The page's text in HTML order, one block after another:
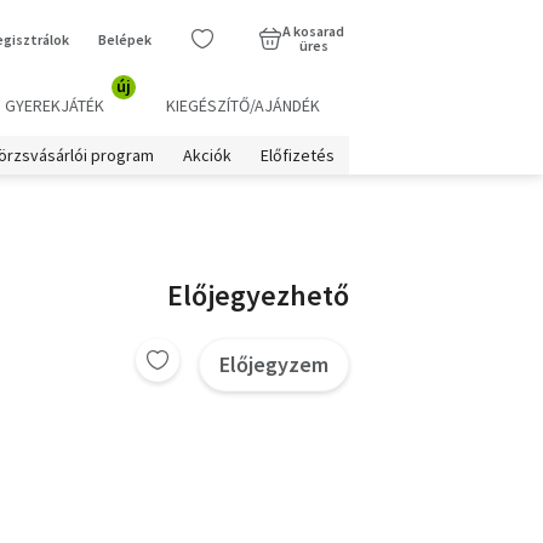
Belépek
A kosarad
üres
GYEREKJÁTÉK
új
KIEGÉSZÍTŐ/AJÁNDÉK
program Akciók Előfizetés
Előjegyezhető
Előjegyzem